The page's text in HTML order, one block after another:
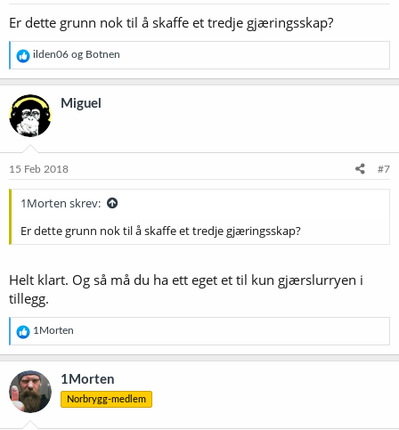
:
Er dette grunn nok til å skaffe et tredje gjæringsskap?
R
e
a
k
s
o
e
ilden06 og Botnen
Miguel
15 Feb 2018 #7
1Morten skrev:
Er dette grunn nok til å skaffe et tredje gjæringsskap?
Helt klart. Og så må du ha ett eget et til kun gjærslurryen i
tillegg.
R
e
a
k
s
j
o
1Morten
1Morten
Norbrygg-medlem